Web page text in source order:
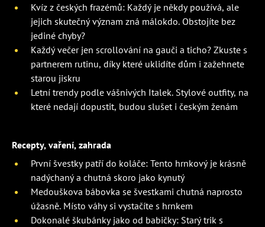
Kvíz z českých frazémů: Každý je někdy používá, ale
jejich skutečný význam zná málokdo. Obstojíte bez
jediné chyby?
Každý večer jen scrollování na gauči a ticho? Zkuste s
partnerem rutinu, díky které uklidíte dům i zažehnete
starou jiskru
Letní trendy podle vášnivých Italek. Stylové outfity, na
které nedají dopustit, budou slušet i českým ženám
Recepty, vaření, zahrada
První švestky patří do koláče: Tento hrnkový je krásně
nadýchaný a chutná skoro jako kynutý
Medouškova bábovka se švestkami chutná naprosto
úžasně. Místo váhy si vystačíte s hrnkem
Dokonalé škubánky jako od babičky: Starý trik s